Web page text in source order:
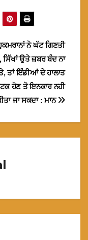
ਨੇ ਘੱਟ ਗਿਣਤੀ
ਸਿੱਖਾਂ ਉਤੇ ਜ਼ਬਰ ਬੰਦ ਨਾ
ਤਾਂ ਇੰਡੀਆਂ ਦੇ ਹਾਲਾਤ
ਹੋਣ ਤੋ ਇਨਕਾਰ ਨਹੀ
ਜਾ ਸਕਦਾ : ਮਾਨ